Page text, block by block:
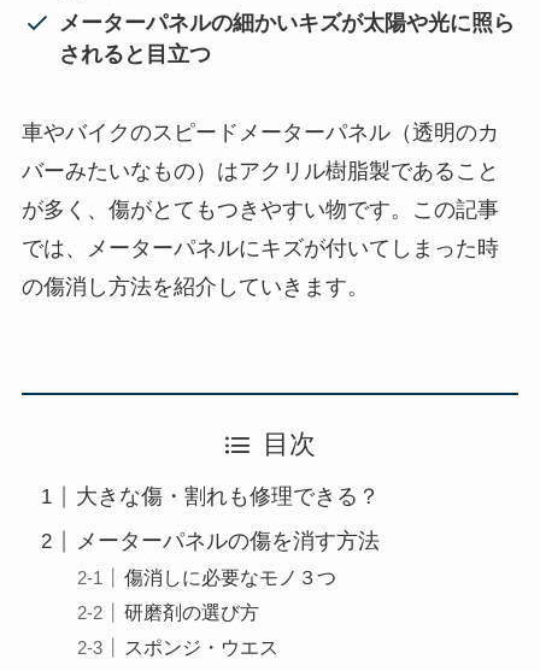
メーターパネルの細かいキズが太陽や光に照ら
されると目立つ
車やバイクのスピードメーターパネル（透明のカ
バーみたいなもの）はアクリル樹脂製であること
が多く、傷がとてもつきやすい物です。この記事
では、メーターパネルにキズが付いてしまった時
の傷消し方法を紹介していきます。
目次
大きな傷・割れも修理できる？
メーターパネルの傷を消す方法
傷消しに必要なモノ３つ
研磨剤の選び方
スポンジ・ウエス